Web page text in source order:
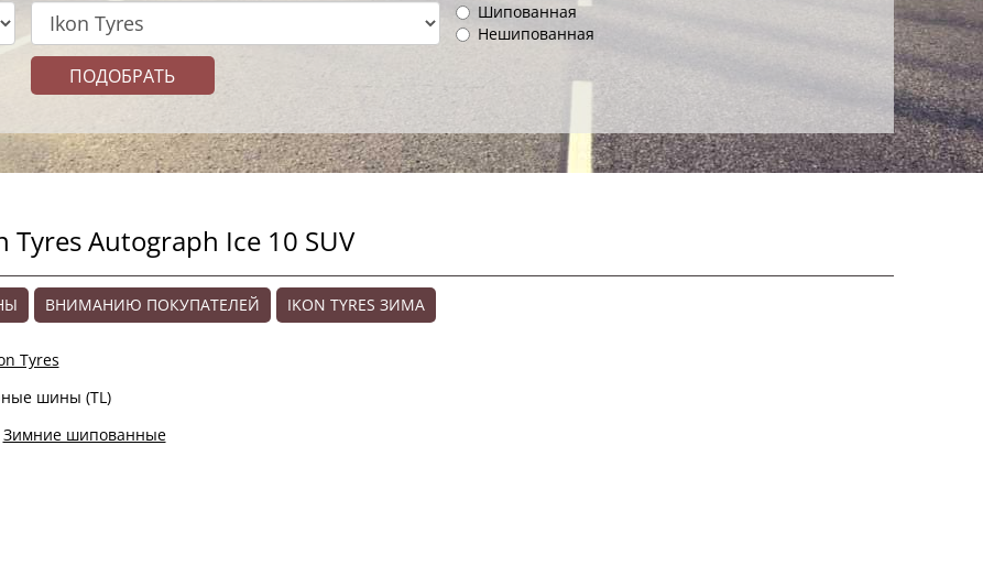
Шипованная
Нешипованная
Autograph Ice 10 SUV
ВНИМАНИЮ ПОКУПАТЕЛЕЙ IKON TYRES ЗИМА
Tyres
шины (TL)
Зимние шипованные